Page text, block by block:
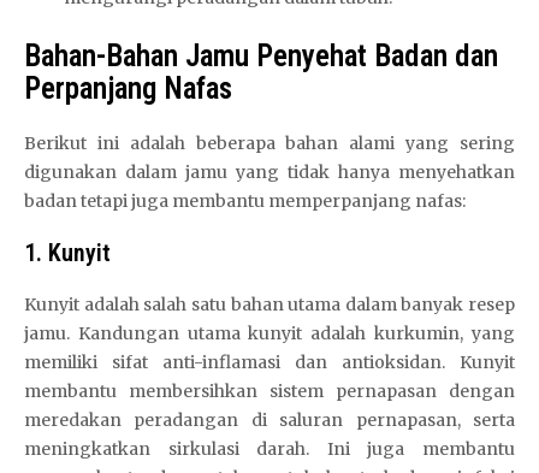
Bahan-Bahan Jamu Penyehat Badan dan
Perpanjang Nafas
Berikut ini adalah beberapa bahan alami yang sering
digunakan dalam jamu yang tidak hanya menyehatkan
badan tetapi juga membantu memperpanjang nafas:
1. Kunyit
Kunyit adalah salah satu bahan utama dalam banyak resep
jamu. Kandungan utama kunyit adalah kurkumin, yang
memiliki sifat anti-inflamasi dan antioksidan. Kunyit
membantu membersihkan sistem pernapasan dengan
meredakan peradangan di saluran pernapasan, serta
meningkatkan sirkulasi darah. Ini juga membantu